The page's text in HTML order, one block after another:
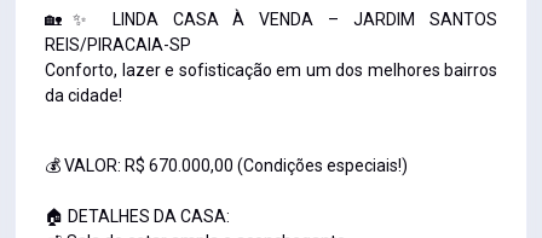
🏡✨ LINDA CASA À VENDA – JARDIM SANTOS
REIS/PIRACAIA-SP
Conforto, lazer e sofisticação em um dos melhores bairros
da cidade!
💰 VALOR: R$ 670.000,00 (Condições especiais!)
🏠 DETALHES DA CASA: